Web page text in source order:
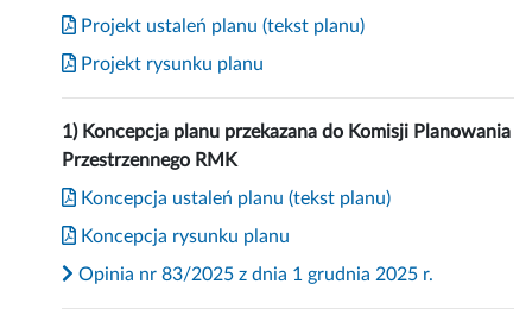
Projekt ustaleń planu (tekst planu)
Projekt rysunku planu
1) Koncepcja planu przekazana do Komisji Planowania
Przestrzennego RMK
Koncepcja ustaleń planu (tekst planu)
Koncepcja rysunku planu
Opinia nr 83/2025 z dnia 1 grudnia 2025 r.